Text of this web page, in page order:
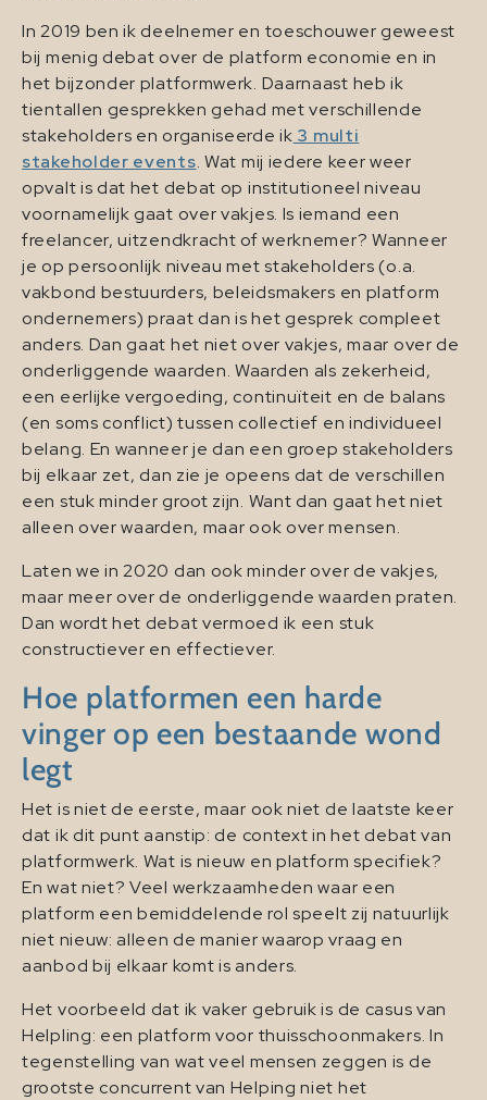
In 2019 ben ik deelnemer en toeschouwer geweest
bij menig debat over de platform economie en in
het bijzonder platformwerk. Daarnaast heb ik
tientallen gesprekken gehad met verschillende
stakeholders en organiseerde ik 3 multi
stakeholder events. Wat mij iedere keer weer
opvalt is dat het debat op institutioneel niveau
voornamelijk gaat over vakjes. Is iemand een
freelancer, uitzendkracht of werknemer? Wanneer
je op persoonlijk niveau met stakeholders (o.a.
vakbond bestuurders, beleidsmakers en platform
ondernemers) praat dan is het gesprek compleet
anders. Dan gaat het niet over vakjes, maar over de
onderliggende waarden. Waarden als zekerheid,
een eerlijke vergoeding, continuïteit en de balans
(en soms conflict) tussen collectief en individueel
belang. En wanneer je dan een groep stakeholders
bij elkaar zet, dan zie je opeens dat de verschillen
een stuk minder groot zijn. Want dan gaat het niet
alleen over waarden, maar ook over mensen.
Laten we in 2020 dan ook minder over de vakjes,
maar meer over de onderliggende waarden praten.
Dan wordt het debat vermoed ik een stuk
constructiever en effectiever.
Hoe platformen een harde
vinger op een bestaande wond
legt
Het is niet de eerste, maar ook niet de laatste keer
dat ik dit punt aanstip: de context in het debat van
platformwerk. Wat is nieuw en platform specifiek?
En wat niet? Veel werkzaamheden waar een
platform een bemiddelende rol speelt zij natuurlijk
niet nieuw: alleen de manier waarop vraag en
aanbod bij elkaar komt is anders.
Het voorbeeld dat ik vaker gebruik is de casus van
Helpling: een platform voor thuisschoonmakers. In
tegenstelling van wat veel mensen zeggen is de
grootste concurrent van Helping niet het